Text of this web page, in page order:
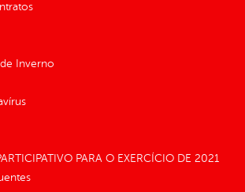
Inverno
PARA O EXERCÍCIO DE 2021